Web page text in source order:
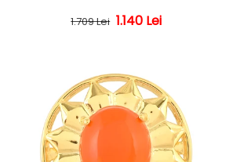
Preț obișnuit
1.709 Lei Preț redus
1.140 Lei